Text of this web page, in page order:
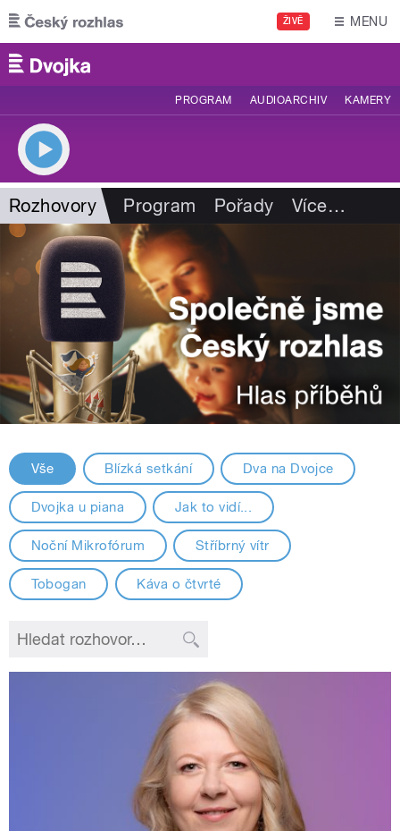
Přejít k hlavnímu obsahu
ŽIVĚ MENU
PROGRAM AUDIOARCHIV KAMERY
Rozhovory Program Pořady Více…
Vše Blízká setkání Dva na Dvojce
Dvojka u piana Jak to vidí...
Noční Mikrofórum Stříbrný vítr
Tobogan Káva o čtvrté